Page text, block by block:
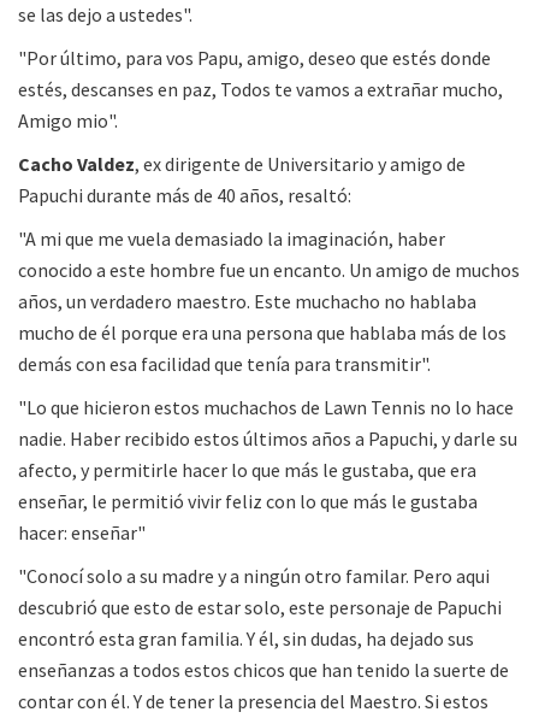
se las dejo a ustedes".
"Por último, para vos Papu, amigo, deseo que estés donde
estés, descanses en paz, Todos te vamos a extrañar mucho,
Amigo mio".
Cacho Valdez, ex dirigente de Universitario y amigo de
Papuchi durante más de 40 años, resaltó:
"A mi que me vuela demasiado la imaginación, haber
conocido a este hombre fue un encanto. Un amigo de muchos
años, un verdadero maestro. Este muchacho no hablaba
mucho de él porque era una persona que hablaba más de los
demás con esa facilidad que tenía para transmitir".
"Lo que hicieron estos muchachos de Lawn Tennis no lo hace
nadie. Haber recibido estos últimos años a Papuchi, y darle su
afecto, y permitirle hacer lo que más le gustaba, que era
enseñar, le permitió vivir feliz con lo que más le gustaba
hacer: enseñar"
"Conocí solo a su madre y a ningún otro familar. Pero aqui
descubrió que esto de estar solo, este personaje de Papuchi
encontró esta gran familia. Y él, sin dudas, ha dejado sus
enseñanzas a todos estos chicos que han tenido la suerte de
contar con él. Y de tener la presencia del Maestro. Si estos